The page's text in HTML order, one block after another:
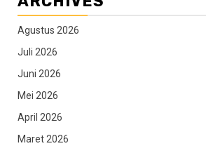
Agustus 2026
Juli 2026
Juni 2026
Mei 2026
April 2026
Maret 2026